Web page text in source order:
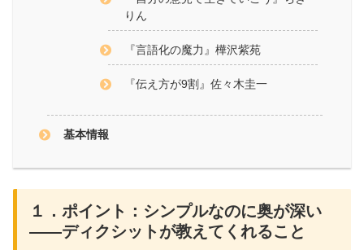
りん
『言語化の魔力』樺沢紫苑
『伝え方が9割』佐々木圭一
基本情報
１．ポイント：シンプルなのに奥が深い
——ディクシットが教えてくれること